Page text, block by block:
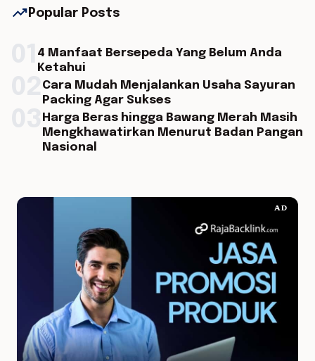
trending_up Popular Posts
4 Manfaat Bersepeda Yang Belum Anda
Ketahui
Cara Mudah Menjalankan Usaha Sayuran
Packing Agar Sukses
Harga Beras hingga Bawang Merah Masih
Mengkhawatirkan Menurut Badan Pangan
Nasional
AD